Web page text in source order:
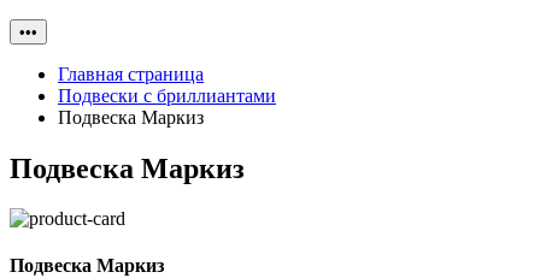
•••
Главная страница
Подвески с бриллиантами
Подвеска Маркиз
Подвеска Маркиз
Подвеска Маркиз